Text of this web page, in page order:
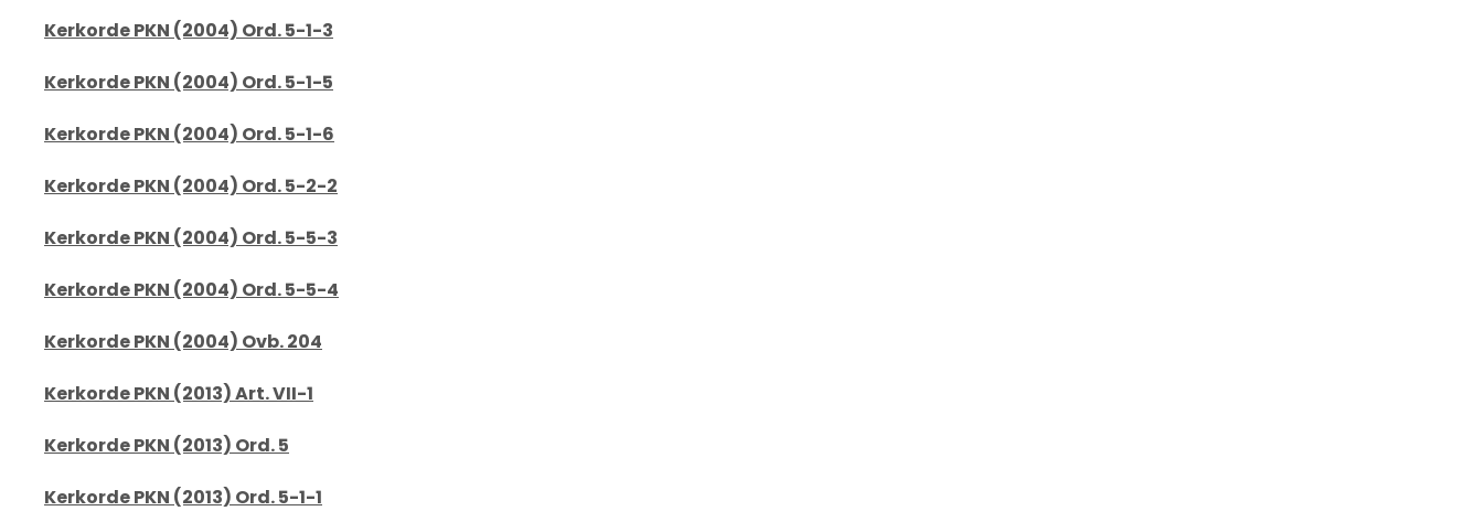
Kerkorde PKN (2004) Ord. 5-1-3
Kerkorde PKN (2004) Ord. 5-1-5
Kerkorde PKN (2004) Ord. 5-1-6
Kerkorde PKN (2004) Ord. 5-2-2
Kerkorde PKN (2004) Ord. 5-5-3
Kerkorde PKN (2004) Ord. 5-5-4
Kerkorde PKN (2004) Ovb. 204
Kerkorde PKN (2013) Art. VII-1
Kerkorde PKN (2013) Ord. 5
Kerkorde PKN (2013) Ord. 5-1-1